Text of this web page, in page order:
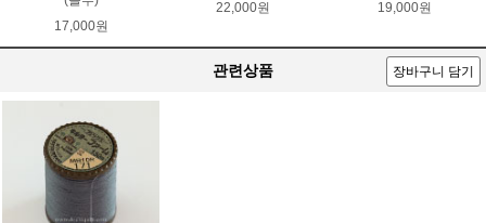
17,000원
22,000원
19,000원
관련상품 장바구니 담기